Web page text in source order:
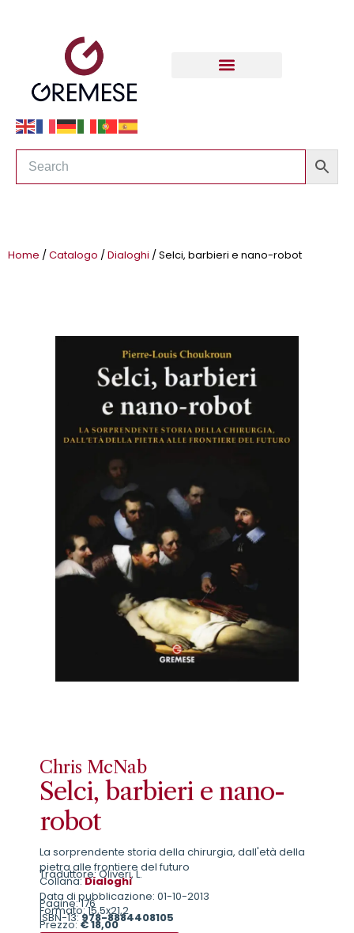
Home /Catalogo /Dialoghi / Selci, barbieri e nano-robot
Chris McNab
Selci, barbieri e nano-
robot
La sorprendente storia della chirurgia, dall'età della
pietra alle frontiere del futuro
Traduttore: Oliveri, L.
Collana:Dialoghi
Data di pubblicazione: 01-10-2013
Pagine: 176
Formato: 15,5x21,2
ISBN-13:978-8884408105
Prezzo:€ 18,00